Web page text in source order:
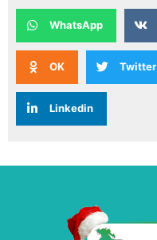
WhatsApp
OK Twitter
Linkedin